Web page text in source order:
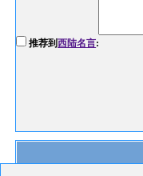
推荐到西陆名言: